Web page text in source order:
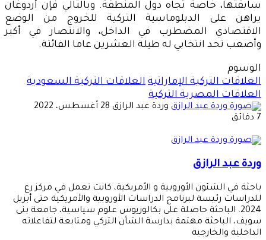
سابقتها، خاصة تجاه دول المنطقة. وبالتالي فإن أردوغان
يراهن على الدبلوماسية التركية للخروج من الوضع
الاقتصادي المضطرب في الداخل، والانتصار في أكبر
وأصعب تحد انتخابي له طيلة العشرين عاما الفائتة.
الوسوم
العلاقات التركية الإماراتية العلاقات التركية السعودية
العلاقات المصرية التركية
وردة عبد الرازق أرسل
28 أغسطس، 2022
7 دقائق
وردة عبد الرازق
باحثة في الشئون الأوروبية و الأمريكية، كانت تعمل في مركز رع
للدراسات رئيسة لبرنامج الدراسات الأوروبية والأمريكية حتى أبريل
2024. الباحثة حاصلة على بكالوريوس علوم سياسية، جامعة بنى
سويف، الباحثة مهتمة بدارسة الشأن التركي ومتابعة لتفاعلاته
الداخلية والخارجية